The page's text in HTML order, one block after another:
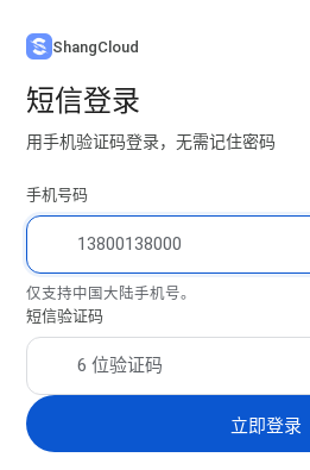
ShangCloud
短信登录
用手机验证码登录，无需记住密码
手机号码
仅支持中国大陆手机号。
短信验证码
立即登录